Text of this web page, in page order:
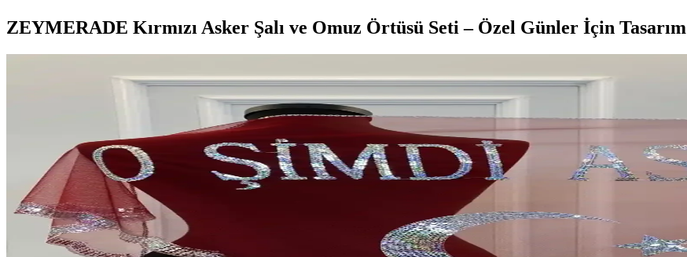
ZEYMERADE Kırmızı Asker Şalı ve Omuz Örtüsü Seti – Özel Günler İçin Tasarım